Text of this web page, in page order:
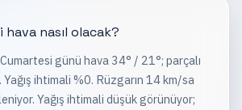
hava nasıl olacak?
günü hava 34° / 21°; parçalı
ihtimali %0. Rüzgarın 14 km/sa
Yağış ihtimali düşük görünüyor;